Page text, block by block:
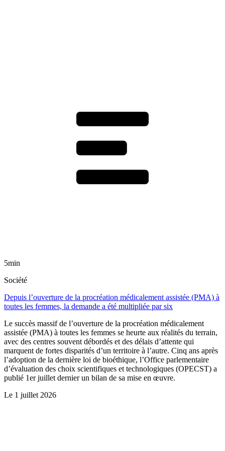
5min
Société
Depuis l’ouverture de la procréation médicalement assistée (PMA) à
toutes les femmes, la demande a été multipliée par six
Le succès massif de l’ouverture de la procréation médicalement
assistée (PMA) à toutes les femmes se heurte aux réalités du terrain,
avec des centres souvent débordés et des délais d’attente qui
marquent de fortes disparités d’un territoire à l’autre. Cinq ans après
l’adoption de la dernière loi de bioéthique, l’Office parlementaire
d’évaluation des choix scientifiques et technologiques (OPECST) a
publié 1er juillet dernier un bilan de sa mise en œuvre.
Le 1 juillet 2026